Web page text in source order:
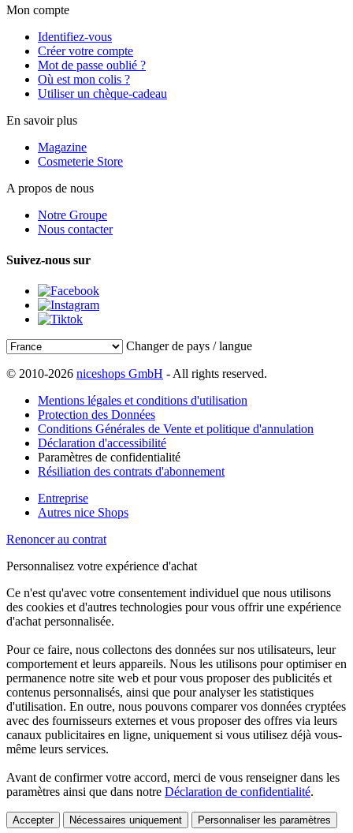
Mon compte
Identifiez-vous
Créer votre compte
Mot de passe oublié ?
Où est mon colis ?
Utiliser un chèque-cadeau
En savoir plus
Magazine
Cosmeterie Store
A propos de nous
Notre Groupe
Nous contacter
Suivez-nous sur
Changer de pays / langue
© 2010-2026 niceshops GmbH - All rights reserved.
Mentions légales et conditions d'utilisation
Protection des Données
Conditions Générales de Vente et politique d'annulation
Déclaration d'accessibilité
Paramètres de confidentialité
Résiliation des contrats d'abonnement
Entreprise
Autres nice Shops
Renoncer au contrat
Personnalisez votre expérience d'achat
Ce n'est qu'avec votre consentement individuel que nous utilisons
des cookies et d'autres technologies pour vous offrir une expérience
d'achat personnalisée.
Pour ce faire, nous collectons des données sur nos utilisateurs, leur
comportement et leurs appareils. Nous les utilisons pour optimiser en
permanence notre site web et pour vous proposer des publicités et
contenus personnalisés, ainsi que pour analyser les statistiques
d'utilisation. En outre, nous pouvons comparer vos données cryptées
avec des fournisseurs externes et vous proposer des offres via leurs
canaux publicitaires en ligne, uniquement si vous utilisez déjà vous-
même leurs services.
Avant de confirmer votre accord, merci de vous renseigner dans les
paramètres ainsi que dans notre Déclaration de confidentialité.
Accepter Nécessaires uniquement Personnaliser les paramètres